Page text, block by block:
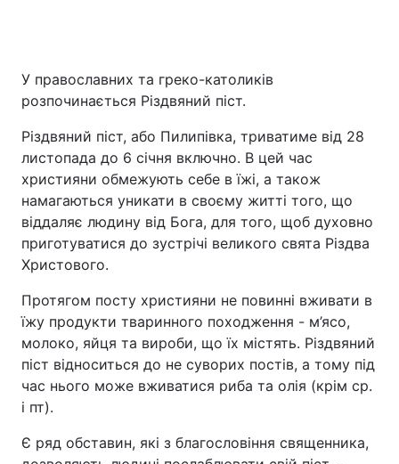
У православних та греко-католиків
розпочинається Різдвяний піст.
Різдвяний піст, або Пилипівка, триватиме від 28
листопада до 6 січня включно. В цей час
християни обмежують себе в їжі, а також
намагаються уникати в своєму житті того, що
віддаляє людину від Бога, для того, щоб духовно
приготуватися до зустрічі великого свята Різдва
Христового.
Протягом посту християни не повинні вживати в
їжу продукти тваринного походження - м’ясо,
молоко, яйця та вироби, що їх містять. Різдвяний
піст відноситься до не суворих постів, а тому під
час нього може вживатися риба та олія (крім ср.
і пт).
Є ряд обставин, які з благословіння священника,